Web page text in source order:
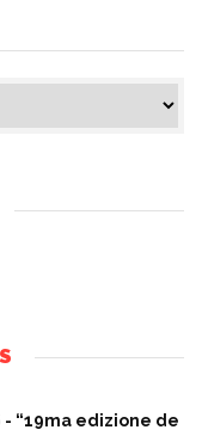
“19ma edizione de